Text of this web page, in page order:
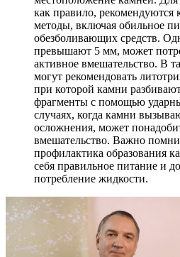
как правило, рекомендуются
методы, включая обильное
обезболивающих средств.
превышают 5 мм, может
активное вмешательство. В
могут рекомендовать
при которой камни
фрагменты с помощью
случаях, когда камни
осложнения, может
вмешательство. Важно
профилактика образования
себя правильное питание и
потребление жидкости.